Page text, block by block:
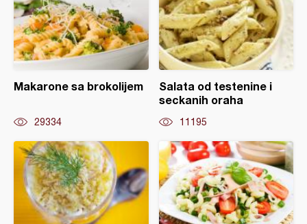
Makarone sa brokolijem
29334
Salata od testenine i
seckanih oraha
11195